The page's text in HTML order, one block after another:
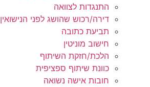
התנגדות לצוואה
דירה/רכוש שהושג לפני הנישואין
תביעת כתובה
חישוב מוניטין
הלכת/חזקת השיתוף
כוונת שיתוף ספציפית
חובות אישה נשואה